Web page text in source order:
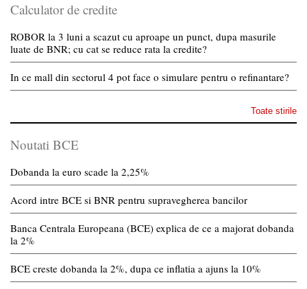
Calculator de credite
ROBOR la 3 luni a scazut cu aproape un punct, dupa masurile
luate de BNR; cu cat se reduce rata la credite?
In ce mall din sectorul 4 pot face o simulare pentru o refinantare?
Toate stirile
Noutati BCE
Dobanda la euro scade la 2,25%
Acord intre BCE si BNR pentru supravegherea bancilor
Banca Centrala Europeana (BCE) explica de ce a majorat dobanda
la 2%
BCE creste dobanda la 2%, dupa ce inflatia a ajuns la 10%